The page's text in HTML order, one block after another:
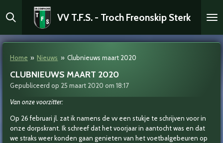
direct
de
VV T.F.S. - Troch Freonskip Sterk
Home » Nieuws » Clubnieuws maart 2020
CLUBNIEUWS MAART 2020
Gepubliceerd op 25 maart 2020 om 18:17
Van onze voorzitter:
Op 26 februari jl. zat ik namens de vv een stukje te schrijven voor in
onze dorpskrant. Ik schreef dat het voorjaar in aantocht was en dat
we straks weer konden gaan genieten van het voetbalgebeuren op